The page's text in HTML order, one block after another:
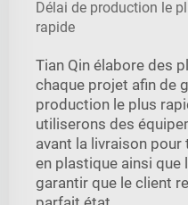
Délai de production le
rapide
Tian Qin élabore des
chaque projet afin de
production le plus
utiliserons des
avant la livraison
en plastique ainsi que
garantir que le client